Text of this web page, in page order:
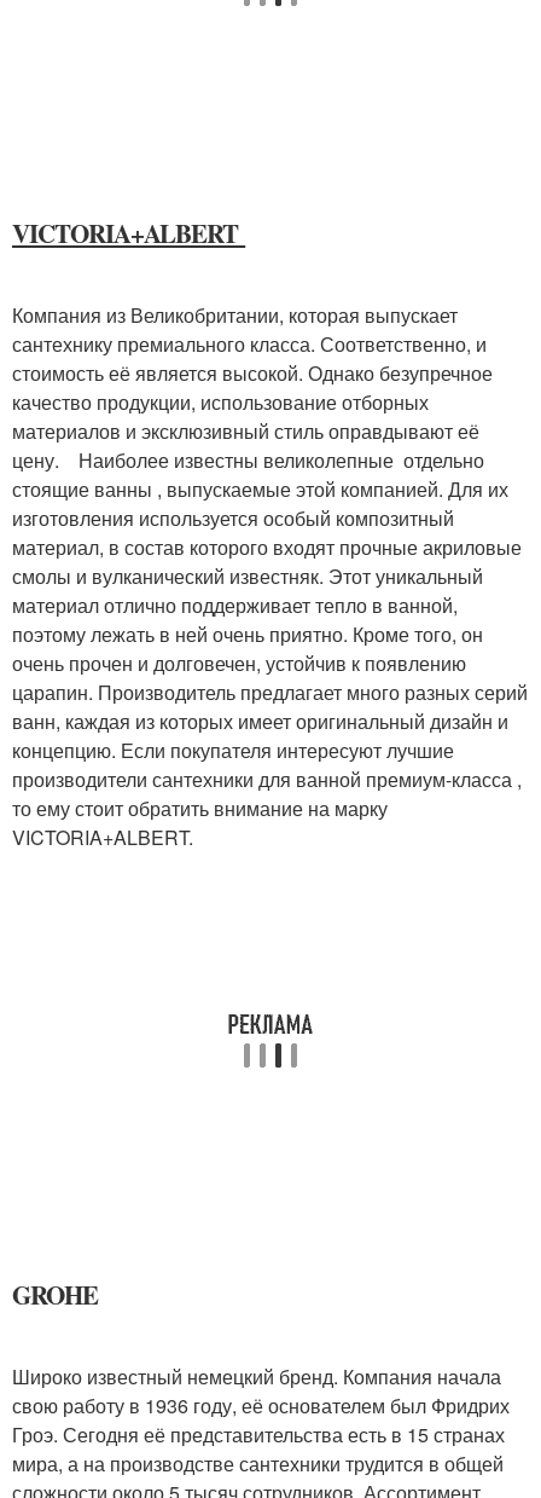
VICTORIA+ALBERT
Компания из Великобритании, которая выпускает
сантехнику премиального класса. Соответственно, и
стоимость её является высокой. Однако безупречное
качество продукции, использование отборных
материалов и эксклюзивный стиль оправдывают её
цену. Наиболее известны великолепные отдельно
стоящие ванны , выпускаемые этой компанией. Для их
изготовления используется особый композитный
материал, в состав которого входят прочные акриловые
смолы и вулканический известняк. Этот уникальный
материал отлично поддерживает тепло в ванной,
поэтому лежать в ней очень приятно. Кроме того, он
очень прочен и долговечен, устойчив к появлению
царапин. Производитель предлагает много разных серий
ванн, каждая из которых имеет оригинальный дизайн и
концепцию. Если покупателя интересуют лучшие
производители сантехники для ванной премиум-класса ,
то ему стоит обратить внимание на марку
VICTORIA+ALBERT.
GROHE
Широко известный немецкий бренд. Компания начала
свою работу в 1936 году, её основателем был Фридрих
Гроэ. Сегодня её представительства есть в 15 странах
мира, а на производстве сантехники трудится в общей